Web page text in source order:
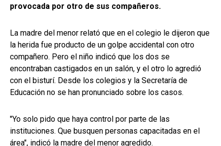
provocada por otro de sus compañeros.
La madre del menor relató que en el colegio le dijeron que
la herida fue producto de un golpe accidental con otro
compañero. Pero el niño indicó que los dos se
encontraban castigados en un salón, y el otro lo agredió
con el bisturí. Desde los colegios y la Secretaría de
Educación no se han pronunciado sobre los casos.
"Yo solo pido que haya control por parte de las
instituciones. Que busquen personas capacitadas en el
área", indicó la madre del menor agredido.